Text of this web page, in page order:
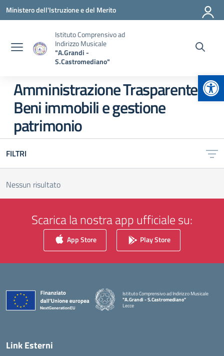
Vai ai contenuti
Vai al menu di navigazione
Vai al footer
Ministero dell'Istruzione e del Merito
Istituto Comprensivo ad
Indirizzo Musicale
"A.Grandi -
S.Castromediano"
Amministrazione Trasparente:
Beni immobili e gestione
patrimonio
FILTRI
Nessun risultato
Scarica la nostra app ufficiale su:
App Store Play Store
Istituto Comprensivo ad Indirizzo Musicale
"A.Grandi - S.Castromediano"
Lecce
Link Esterni